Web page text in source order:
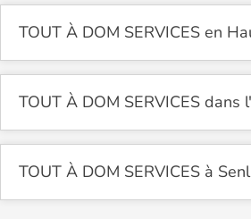
TOUT À DOM SERVICES en
TOUT À DOM SERVICES dans
TOUT À DOM SERVICES à